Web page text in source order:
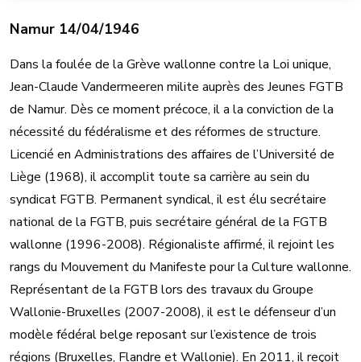
Namur 14/04/1946
Dans la foulée de la Grève wallonne contre la Loi unique,
Jean-Claude Vandermeeren milite auprès des Jeunes FGTB
de Namur. Dès ce moment précoce, il a la conviction de la
nécessité du fédéralisme et des réformes de structure.
Licencié en Administrations des affaires de l’Université de
Liège (1968), il accomplit toute sa carrière au sein du
syndicat FGTB. Permanent syndical, il est élu secrétaire
national de la FGTB, puis secrétaire général de la FGTB
wallonne (1996-2008). Régionaliste affirmé, il rejoint les
rangs du Mouvement du Manifeste pour la Culture wallonne.
Représentant de la FGTB lors des travaux du Groupe
Wallonie-Bruxelles (2007-2008), il est le défenseur d’un
modèle fédéral belge reposant sur l’existence de trois
régions (Bruxelles, Flandre et Wallonie). En 2011, il reçoit